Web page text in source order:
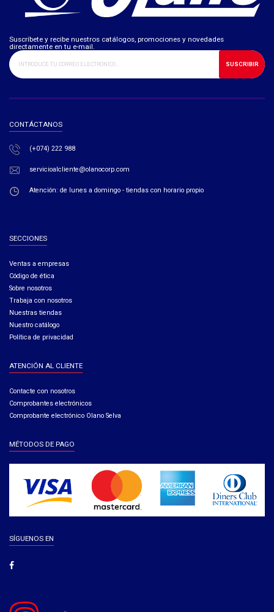
Suscríbete y recibe nuestros catálogos, promociones y novedades
directamente en tu e-mail.
SUSCRIBIR
CONTÁCTANOS
(+074) 222 988
servicioalcliente@olanocorp.com
Atención: de lunes a domingo - tiendas con horario propio
SECCIONES
Ventas a empresas​
Código de ética​
Sobre nosotros
Trabaja con nosotros
Nuestras tiendas
Nuestro catálogo
Política de privacidad
ATENCIÓN AL CLIENTE
Contacte con nosotros
Comprobantes electrónicos
Comprobante electrónico Olano Selva
MÉTODOS DE PAGO
SÍGUENOS EN